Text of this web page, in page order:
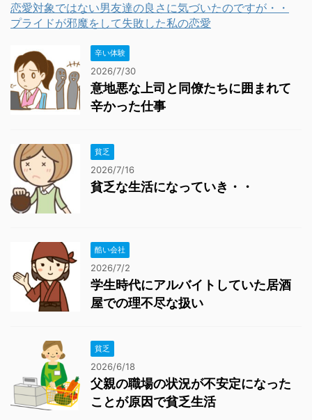
恋愛対象ではない男友達の良さに気づいたのですが・・
プライドが邪魔をして失敗した私の恋愛
辛い体験
2026/7/30
意地悪な上司と同僚たちに囲まれて
辛かった仕事
貧乏
2026/7/16
貧乏な生活になっていき・・
酷い会社
2026/7/2
学生時代にアルバイトしていた居酒
屋での理不尽な扱い
貧乏
2026/6/18
父親の職場の状況が不安定になった
ことが原因で貧乏生活